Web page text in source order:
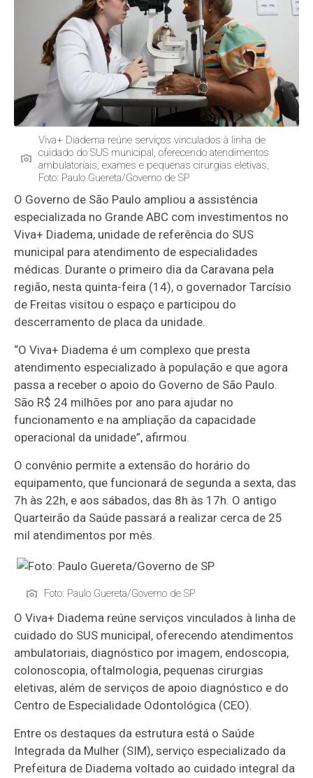
Viva+ Diadema reúne serviços vinculados à linha de
cuidado do SUS municipal, oferecendo atendimentos
ambulatoriais, exames e pequenas cirurgias eletivas,
Foto: Paulo Guereta/Governo de SP
O Governo de São Paulo ampliou a assistência
especializada no Grande ABC com investimentos no
Viva+ Diadema, unidade de referência do SUS
municipal para atendimento de especialidades
médicas. Durante o primeiro dia da Caravana pela
região, nesta quinta-feira (14), o governador Tarcísio
de Freitas visitou o espaço e participou do
descerramento de placa da unidade.
“O Viva+ Diadema é um complexo que presta
atendimento especializado à população e que agora
passa a receber o apoio do Governo de São Paulo.
São R$ 24 milhões por ano para ajudar no
funcionamento e na ampliação da capacidade
operacional da unidade”, afirmou.
O convênio permite a extensão do horário do
equipamento, que funcionará de segunda a sexta, das
7h às 22h, e aos sábados, das 8h às 17h. O antigo
Quarteirão da Saúde passará a realizar cerca de 25
mil atendimentos por mês.
Foto: Paulo Guereta/Governo de SP
O Viva+ Diadema reúne serviços vinculados à linha de
cuidado do SUS municipal, oferecendo atendimentos
ambulatoriais, diagnóstico por imagem, endoscopia,
colonoscopia, oftalmologia, pequenas cirurgias
eletivas, além de serviços de apoio diagnóstico e do
Centro de Especialidade Odontológica (CEO).
Entre os destaques da estrutura está o Saúde
Integrada da Mulher (SIM), serviço especializado da
Prefeitura de Diadema voltado ao cuidado integral da